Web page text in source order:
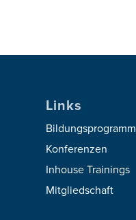
Links
Bildungsprogramm
Konferenzen
Inhouse Trainings
Mitgliedschaft